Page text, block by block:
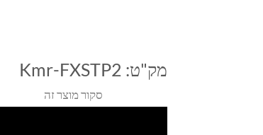
סקור מוצר זה
מק"ט: Kmr-FXSTP2